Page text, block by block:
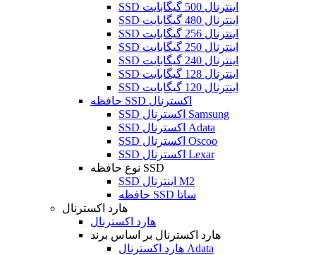
SSD اینترنال 500 گیگابایت
SSD اینترنال 480 گیگابایت
SSD اینترنال 256 گیگابایت
SSD اینترنال 250 گیگابایت
SSD اینترنال 240 گیگابایت
SSD اینترنال 128 گیگابایت
SSD اینترنال 120 گیگابایت
حافظه SSD اکسترنال
SSD اکسترنال Samsung
SSD اکسترنال Adata
SSD اکسترنال Oscoo
SSD اکسترنال Lexar
نوع حافظه SSD
SSD اینترنال M2
حافظه SSD ساتا
هارد اکسترنال
هارد اکسترنال
هارد اکسترنال بر اساس برند
هارد اکسترنال Adata